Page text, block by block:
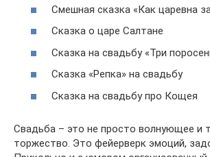
Смешная сказка «Как царевна
Сказка о царе Салтане
Сказка на свадьбу «Три
Сказка «Репка» на свадьбу
Сказка на свадьбу про Кощея
Свадьба – это не просто волнующее и
торжество. Это фейерверк эмоций,